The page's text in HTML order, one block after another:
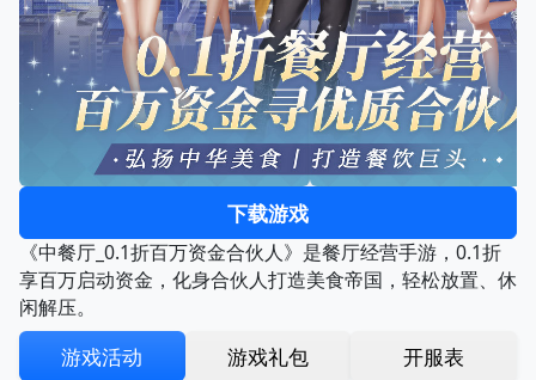
下载游戏
《中餐厅_0.1折百万资金合伙人》是餐厅经营手游，0.1折
享百万启动资金，化身合伙人打造美食帝国，轻松放置、休
闲解压。
游戏活动 游戏礼包 开服表